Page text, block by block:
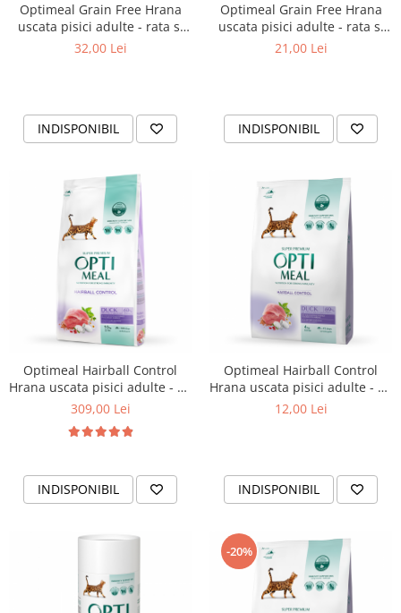
Optimeal Grain Free Hrana
uscata pisici adulte - rata si
legume, 650g
32,00 Lei
INDISPONIBIL
Optimeal Grain Free Hrana
uscata pisici adulte - rata si
legume, 300g
21,00 Lei
INDISPONIBIL
Optimeal Hairball Control
Hrana uscata pisici adulte - cu
Rata, 10kg
309,00 Lei
INDISPONIBIL
Optimeal Hairball Control
Hrana uscata pisici adulte - cu
Rata, 200g
12,00 Lei
INDISPONIBIL
-20%